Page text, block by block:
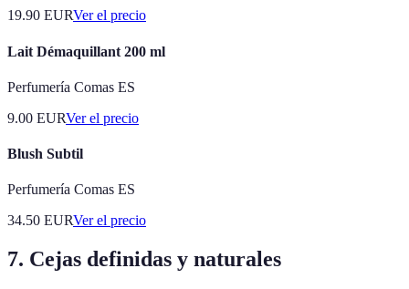
19.90 EURVer el precio
Lait Démaquillant 200 ml
Perfumería Comas ES
9.00 EURVer el precio
Blush Subtil
Perfumería Comas ES
34.50 EURVer el precio
7. Cejas definidas y naturales